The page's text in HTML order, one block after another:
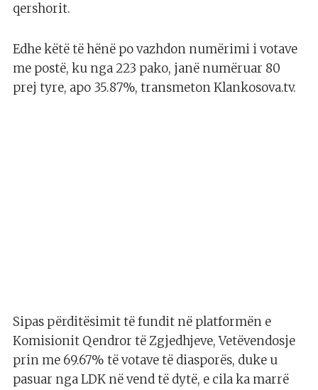
qershorit.
Edhe këtë të hënë po vazhdon numërimi i votave
me postë, ku nga 223 pako, janë numëruar 80
prej tyre, apo 35.87%, transmeton Klankosova.tv.
Sipas përditësimit të fundit në platformën e
Komisionit Qendror të Zgjedhjeve, Vetëvendosje
prin me 69.67% të votave të diasporës, duke u
pasuar nga LDK në vend të dytë, e cila ka marrë